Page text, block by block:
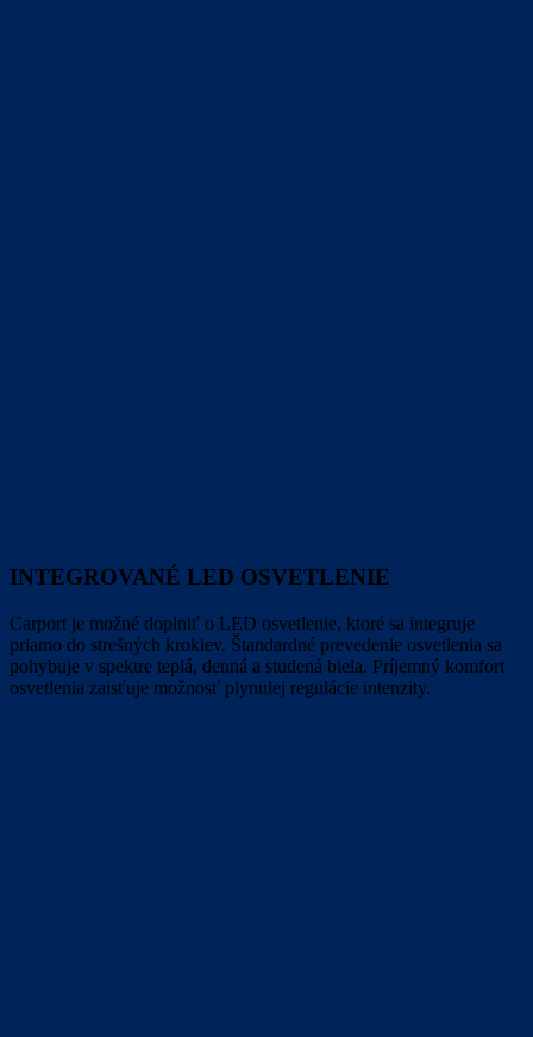
INTEGROVANÉ LED OSVETLENIE
Carport je možné doplniť o LED osvetlenie, ktoré sa integruje
priamo do strešných krokiev. Štandardné prevedenie osvetlenia sa
pohybuje v spektre teplá, denná a studená biela. Príjemný komfort
osvetlenia zaisťuje možnosť plynulej regulácie intenzity.